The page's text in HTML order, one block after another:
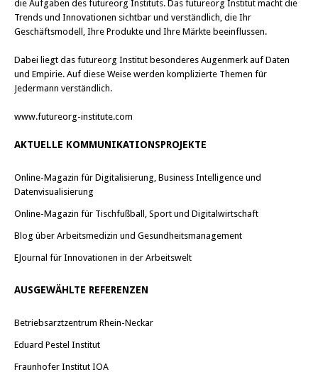
die Aufgaben des futureorg Instituts. Das futureorg Institut macht die
Trends und Innovationen sichtbar und verständlich, die Ihr
Geschäftsmodell, Ihre Produkte und Ihre Märkte beeinflussen.
Dabei liegt das futureorg Institut besonderes Augenmerk auf Daten
und Empirie. Auf diese Weise werden komplizierte Themen für
Jedermann verständlich.
www.futureorg-institute.com
AKTUELLE KOMMUNIKATIONSPROJEKTE
Online-Magazin für Digitalisierung, Business Intelligence und
Datenvisualisierung
Online-Magazin für Tischfußball, Sport und Digitalwirtschaft
Blog über Arbeitsmedizin und Gesundheitsmanagement
EJournal für Innovationen in der Arbeitswelt
AUSGEWÄHLTE REFERENZEN
Betriebsarztzentrum Rhein-Neckar
Eduard Pestel Institut
Fraunhofer Institut IOA